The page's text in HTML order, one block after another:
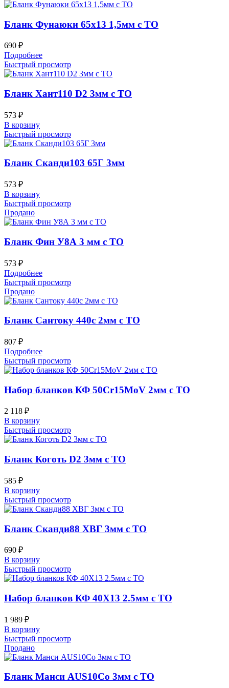
Бланк Фунаюки 65х13 1,5мм с ТО
690 ₽
Подробнее
Быстрый просмотр
Бланк Хант110 D2 3мм с ТО
573 ₽
В корзину
Быстрый просмотр
Бланк Сканди103 65Г 3мм
573 ₽
В корзину
Быстрый просмотр
Продано
Бланк Фин У8А 3 мм с ТО
573 ₽
Подробнее
Быстрый просмотр
Продано
Бланк Сантоку 440c 2мм с ТО
807 ₽
Подробнее
Быстрый просмотр
Набор бланков КФ 50Cr15MoV 2мм с ТО
2 118 ₽
В корзину
Быстрый просмотр
Бланк Коготь D2 3мм с ТО
585 ₽
В корзину
Быстрый просмотр
Бланк Сканди88 ХВГ 3мм с ТО
690 ₽
В корзину
Быстрый просмотр
Набор бланков КФ 40Х13 2.5мм с ТО
1 989 ₽
В корзину
Быстрый просмотр
Продано
Бланк Манси AUS10Co 3мм с ТО